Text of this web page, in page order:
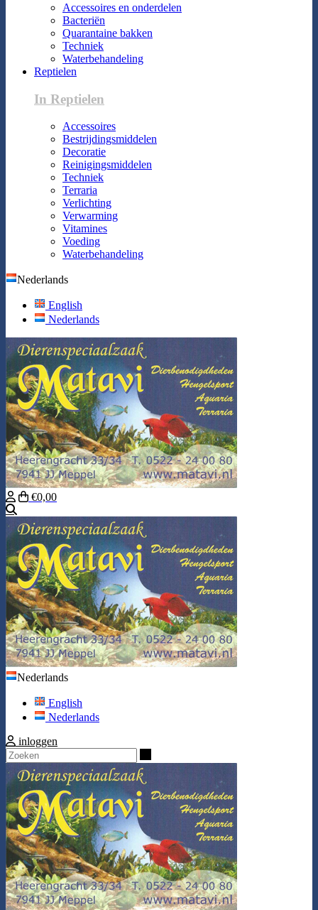
Accessoires en onderdelen
Bacteriën
Quarantaine bakken
Techniek
Waterbehandeling
Reptielen
In Reptielen
Accessoires
Bestrijdingsmiddelen
Decoratie
Reinigingsmiddelen
Techniek
Terraria
Verlichting
Verwarming
Vitamines
Voeding
Waterbehandeling
Nederlands
English
Nederlands
€0,00
Nederlands
English
Nederlands
inloggen